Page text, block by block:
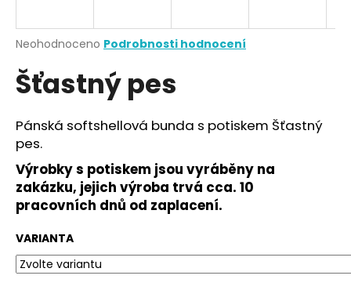
Průměrné
produktu
je
z
5
hvězdiček.
Neohodnoceno Podrobnosti hodnocení
Šťastný pes
Pánská softshellová bunda s potiskem Šťastný
pes.
Výrobky s potiskem jsou vyráběny na
zakázku, jejich výroba trvá cca. 10
pracovních dnů od zaplacení.
VARIANTA
j
t
?
HLEDAT
D
o